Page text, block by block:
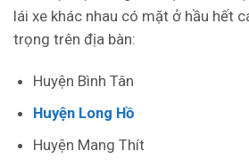
lái xe khác nhau có mặt ở hầu hết
trọng trên địa bàn:
Huyện Bình Tân
Huyện Long Hồ
Huyện Mang Thít